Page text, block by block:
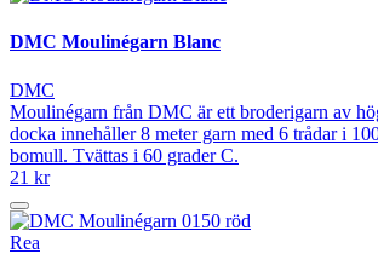
DMC Moulinégarn Blanc
DMC
Moulinégarn från DMC är ett broderigarn av
docka innehåller 8 meter garn med 6 trådar i
bomull. Tvättas i 60 grader C.
21 kr
Rea